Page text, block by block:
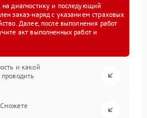
на диагностику и последующий
заказ-наряд с указанием страховых
Далее, после выполнения работ
акт выполненных работ и
и какой